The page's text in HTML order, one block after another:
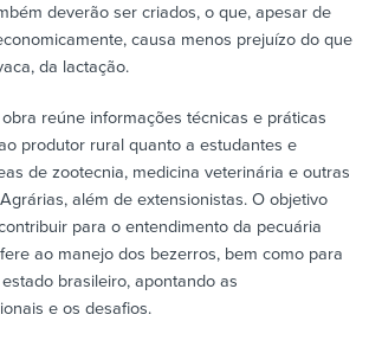
deverão ser criados, o que, apesar de
causa menos prejuízo do que
da lactação.
reúne informações técnicas e práticas
produtor rural quanto a estudantes e
de zootecnia, medicina veterinária e outras
além de extensionistas. O objetivo
para o entendimento da pecuária
ao manejo dos bezerros, bem como para
brasileiro, apontando as
e os desafios.